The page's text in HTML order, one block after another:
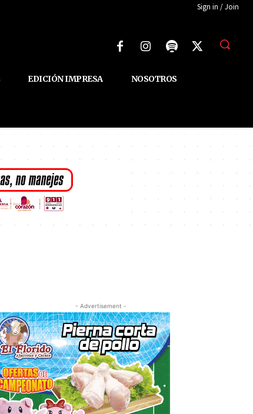
Sign in / Join
EDICIÓN IMPRESA NOSOTROS
- Advertisement -